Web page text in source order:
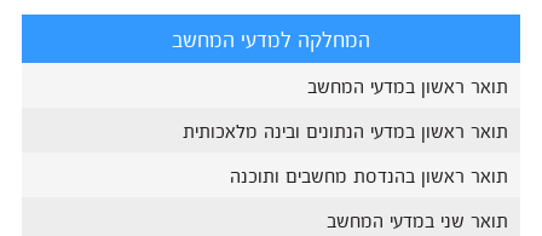
המחלקה למדעי המחשב
תואר ראשון במדעי המחשב
תואר ראשון במדעי הנתונים ובינה מלאכותית
תואר ראשון בהנדסת מחשבים ותוכנה
תואר שני במדעי המחשב